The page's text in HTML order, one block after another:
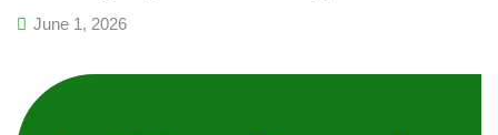
June 1, 2026